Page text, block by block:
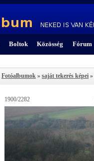
Boltok Közösség Fórum
Fotóalbumok » saját tekerés képei »
1900/2282